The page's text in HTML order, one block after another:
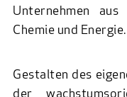
Unternehmen
Chemie und Energie.
Gestalten des